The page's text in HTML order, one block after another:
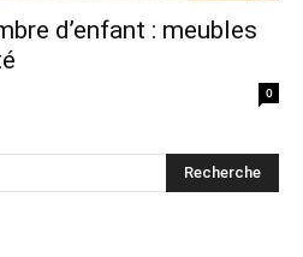
d’enfant : meubles
0